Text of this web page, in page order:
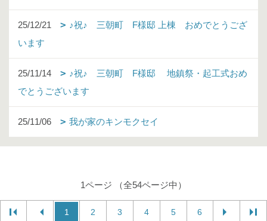
25/12/21
♪祝♪ 三朝町 F様邸 上棟 おめでとうござ
います
25/11/14
♪祝♪ 三朝町 F様邸 地鎮祭・起工式おめ
でとうございます
25/11/06 我が家のキンモクセイ
1ページ （全54ページ中）
1 2 3 4 5 6